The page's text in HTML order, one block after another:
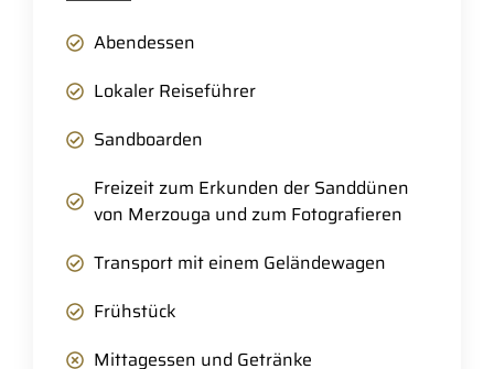
Abendessen
Lokaler Reiseführer
Sandboarden
Freizeit zum Erkunden der Sanddünen
von Merzouga und zum Fotografieren
Transport mit einem Geländewagen
Frühstück
Mittagessen und Getränke